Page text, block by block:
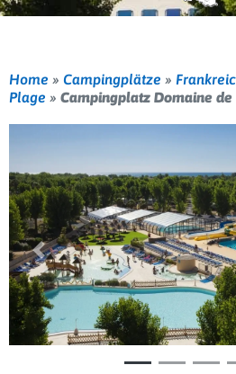
Home » Campingplätze »
Plage » Campingplatz Domaine de
Vorherige